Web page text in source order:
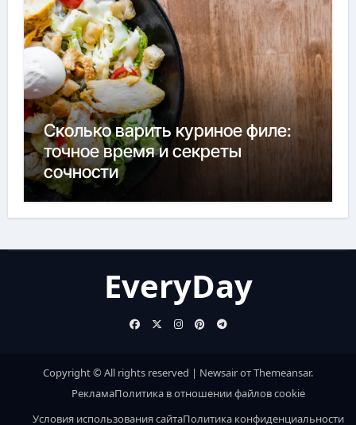
Сколько варить куриное филе:
точное время и секреты
сочности
EveryDay
Copyright © All rights reserved | NewsairотThemeansar.
РекламаПолитика в отношении файлов cookie
Условия использования сайтаПолитика конфиденциальности